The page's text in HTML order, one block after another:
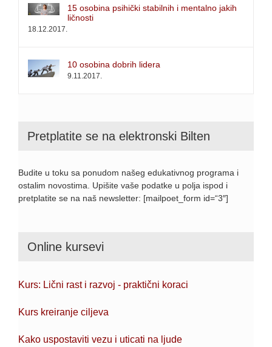
15 osobina psihički stabilnih i mentalno jakih
ličnosti
18.12.2017.
10 osobina dobrih lidera
9.11.2017.
Pretplatite se na elektronski Bilten
Budite u toku sa ponudom našeg edukativnog programa i
ostalim novostima. Upišite vaše podatke u polja ispod i
pretplatite se na naš newsletter: [mailpoet_form id=“3″]
Online kursevi
Kurs: Lični rast i razvoj - praktični koraci
Kurs kreiranje ciljeva
Kako uspostaviti vezu i uticati na ljude